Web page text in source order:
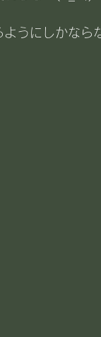
ようにしかなら